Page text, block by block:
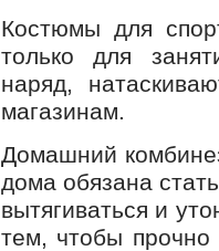
Костюмы для
только для
наряд,
магазинам.
Домашний
дома обязана
вытягиваться и
тем, чтобы прочно